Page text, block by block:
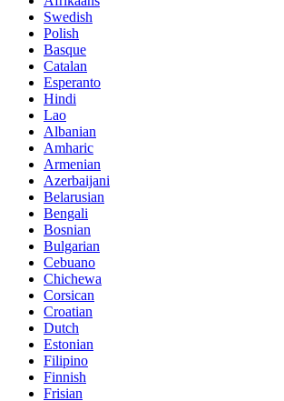
Swedish
Polish
Basque
Catalan
Esperanto
Hindi
Lao
Albanian
Amharic
Armenian
Azerbaijani
Belarusian
Bengali
Bosnian
Bulgarian
Cebuano
Chichewa
Corsican
Croatian
Dutch
Estonian
Filipino
Finnish
Frisian